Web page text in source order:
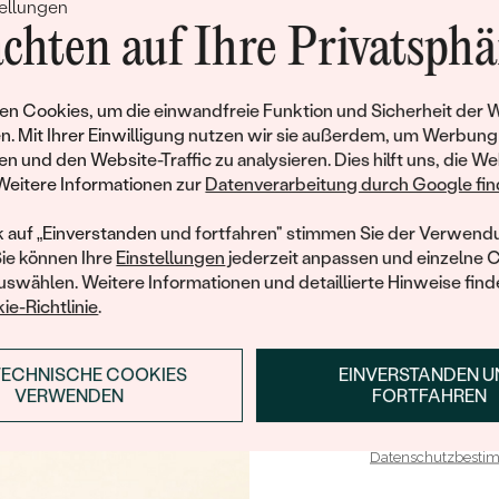
auf Ihre
Cookies, um die einwandfreie Funktion und Sicherheit der
Mit Ihrer Einwilligung nutzen wir sie außerdem, um Werbung
und den Website-Traffic zu analysieren. Dies hilft uns, die
Informationen zur Datenverarbeitung durch Google
auf „Einverstanden und fortfahren" stimmen Sie der
können Ihre Einstellungen jederzeit anpassen und einzelne
Weitere Informationen und detaillierte Hinweise
Richtlinie.
EINVERSTANDEN
FORTFAHREN
COOKIES
VERWENDEN
von € 2 929
Diamant 14 Karat Weißgold, Diamant
Fernanda
von € 1 339
Rabatt auf
Werden Sie Teil
und entdecken Sie die
gefertigten Schmucks
Ihren ersten
ANMELDEN &
E-Mail-Adresse je bei uns in